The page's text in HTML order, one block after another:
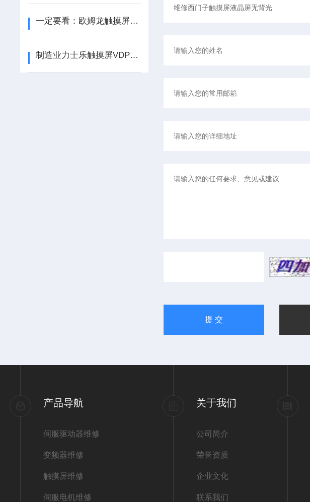
一定要看：欧姆龙触摸屏NS8-TV00B-ECV2出现触摸问题的多种现象
制造业力士乐触摸屏VDP40.3AL开机无反应故障维修-没有修不好的
产品导航
伺服驱动器维修
变频器维修
触摸屏维修
伺服电机维修
关于我们
公司简介
荣誉资质
企业文化
联系我们